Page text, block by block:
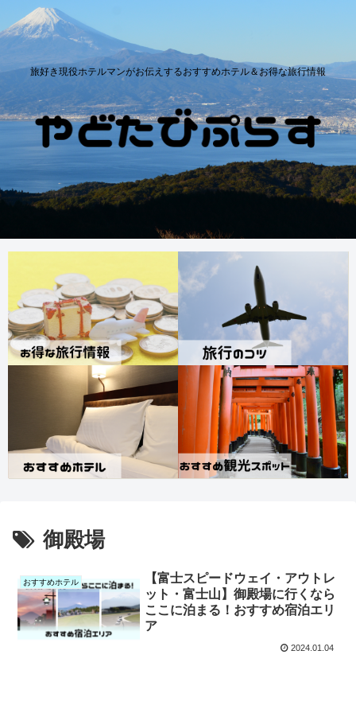
旅好き現役ホテルマンがお伝えするおすすめホテル＆お得な旅行情報
御殿場
おすすめホテル
【富士スピードウェイ・アウトレ
ット・富士山】御殿場に行くなら
ここに泊まる！おすすめ宿泊エリ
ア
2024.01.04